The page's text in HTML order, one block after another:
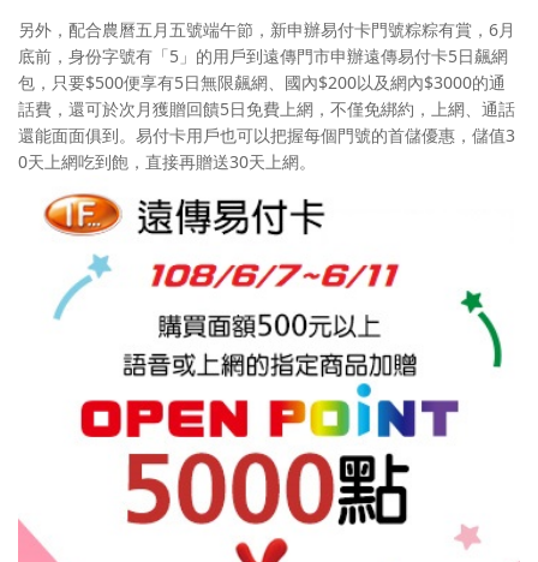
另外，配合農曆五月五號端午節，新申辦易付卡門號粽粽有賞，6月
底前，身份字號有「5」的用戶到遠傳門市申辦遠傳易付卡5日飆網
包，只要$500便享有5日無限飆網、國內$200以及網內$3000的通
話費，還可於次月獲贈回饋5日免費上網，不僅免綁約，上網、通話
還能面面俱到。易付卡用戶也可以把握每個門號的首儲優惠，儲值3
0天上網吃到飽，直接再贈送30天上網。